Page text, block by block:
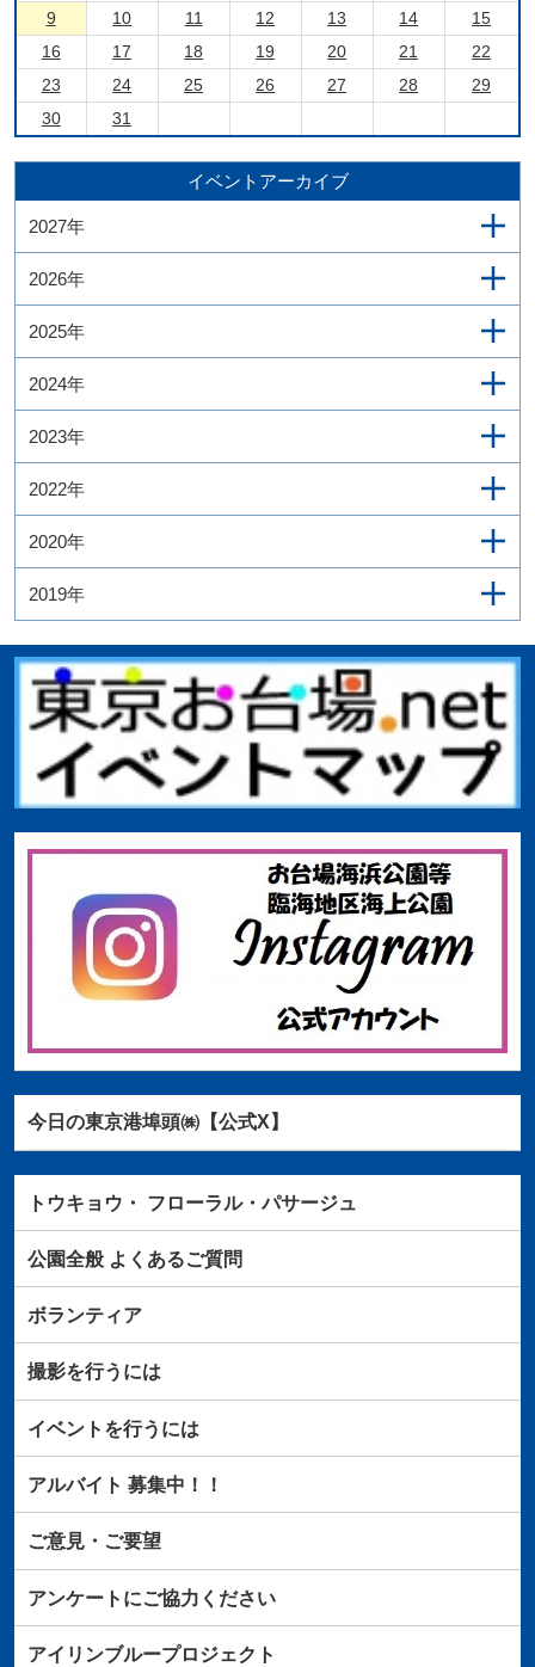
9 10 11 12 13 14
15
16
17 18 19 20 21
22
23
24 25 26 27 28
29
30
31
イベントアーカイブ
2027年
2026年
2025年
2024年
2023年
2022年
2020年
2019年
今日の東京港埠頭㈱【公式X】
トウキョウ・ フローラル・パサージュ
公園全般よくあるご質問
ボランティア
撮影を行うには
イベントを行うには
アルバイト 募集中！！
ご意見・ご要望
アンケートにご協力ください
アイリンブループロジェクト